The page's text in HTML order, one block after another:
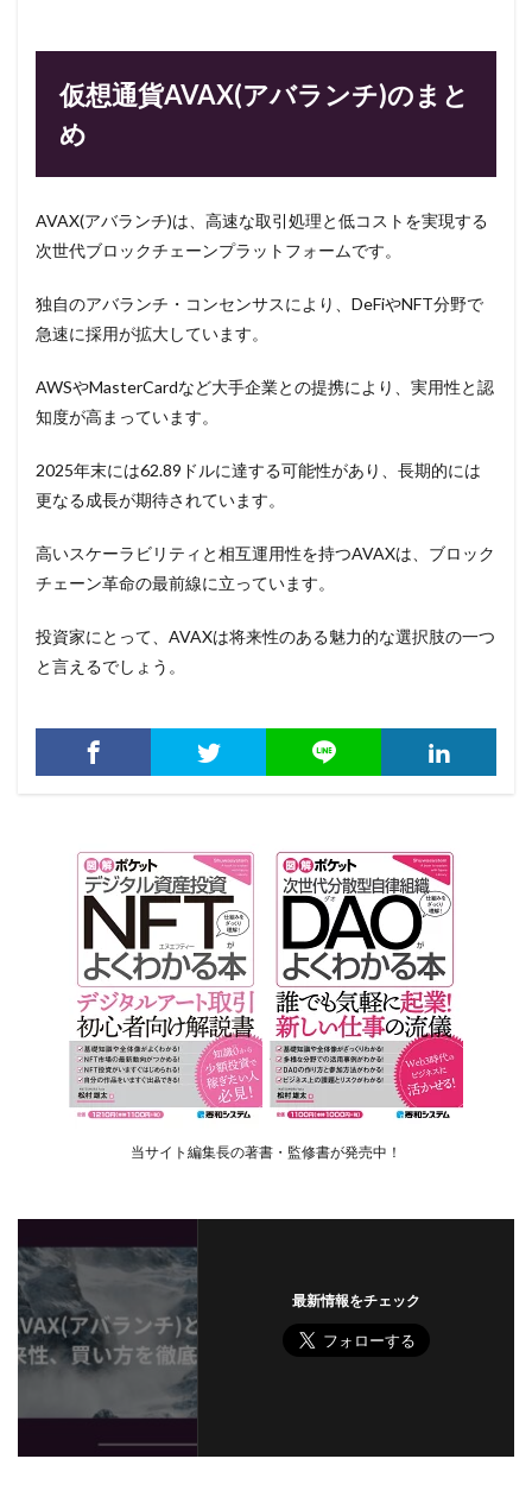
仮想通貨AVAX(アバランチ)のまと
め
AVAX(アバランチ)は、高速な取引処理と低コストを実現する
次世代ブロックチェーンプラットフォームです。
独自のアバランチ・コンセンサスにより、DeFiやNFT分野で
急速に採用が拡大しています。
AWSやMasterCardなど大手企業との提携により、実用性と認
知度が高まっています。
2025年末には62.89ドルに達する可能性があり、長期的には
更なる成長が期待されています。
高いスケーラビリティと相互運用性を持つAVAXは、ブロック
チェーン革命の最前線に立っています。
投資家にとって、AVAXは将来性のある魅力的な選択肢の一つ
と言えるでしょう。
当サイト編集長の著書・監修書が発売中！
最新情報をチェック